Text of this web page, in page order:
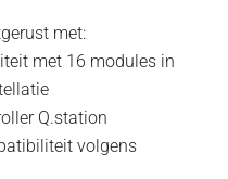
met:
met 16 modules in
Q.station
volgens